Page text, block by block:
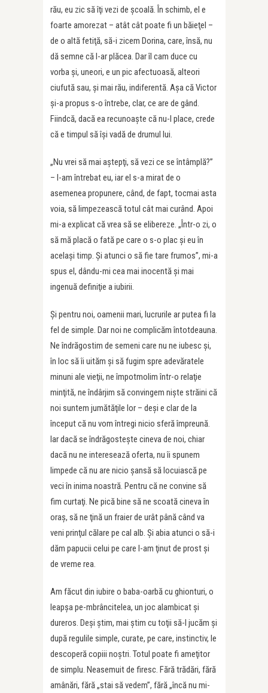
rău, eu zic să îţi vezi de şcoală. În schimb, el e
foarte amorezat – atât cât poate fi un băieţel –
de o altă fetiţă, să-i zicem Dorina, care, însă, nu
dă semne că l-ar plăcea. Dar îl cam duce cu
vorba şi, uneori, e un pic afectuoasă, alteori
ciufută sau, şi mai rău, indiferentă. Aşa că Victor
şi-a propus s-o întrebe, clar, ce are de gând.
Fiindcă, dacă ea recunoaşte că nu-l place, crede
că e timpul să îşi vadă de drumul lui.
„Nu vrei să mai aştepţi, să vezi ce se întâmplă?”
– l-am întrebat eu, iar el s-a mirat de o
asemenea propunere, când, de fapt, tocmai asta
voia, să limpezească totul cât mai curând. Apoi
mi-a explicat că vrea să se elibereze. „Într-o zi, o
să mă placă o fată pe care o s-o plac şi eu în
acelaşi timp. Şi atunci o să fie tare frumos”, mi-a
spus el, dându-mi cea mai inocentă şi mai
ingenuă definiţie a iubirii.
Şi pentru noi, oamenii mari, lucrurile ar putea fi la
fel de simple. Dar noi ne complicăm întotdeauna.
Ne îndrăgostim de semeni care nu ne iubesc şi,
în loc să îi uităm şi să fugim spre adevăratele
minuni ale vieţii, ne împotmolim într-o relaţie
minţită, ne îndârjim să convingem nişte străini că
noi suntem jumătăţile lor – deşi e clar de la
început că nu vom întregi nicio sferă împreună.
Iar dacă se îndrăgosteşte cineva de noi, chiar
dacă nu ne interesează oferta, nu îi spunem
limpede că nu are nicio şansă să locuiască pe
veci în inima noastră. Pentru că ne convine să
fim curtaţi. Ne pică bine să ne scoată cineva în
oraş, să ne ţină un fraier de urât până când va
veni prinţul călare pe cal alb. Şi abia atunci o să-i
dăm papucii celui pe care l-am ţinut de prost şi
de vreme rea.
Am făcut din iubire o baba-oarbă cu ghionturi, o
leapşa pe-mbrâncitelea, un joc alambicat şi
dureros. Deşi ştim, mai ştim cu toţii să-l jucăm şi
după regulile simple, curate, pe care, instinctiv, le
descoperă copiii noştri. Totul poate fi ameţitor
de simplu. Neasemuit de firesc. Fără trădări, fără
amânări, fără „stai să vedem”, fără „încă nu mi-